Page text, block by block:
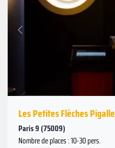
Précédent
Les Petites Flèches Pigalle
Paris 9 (75009)
Nombre de places : 10-30 pers.